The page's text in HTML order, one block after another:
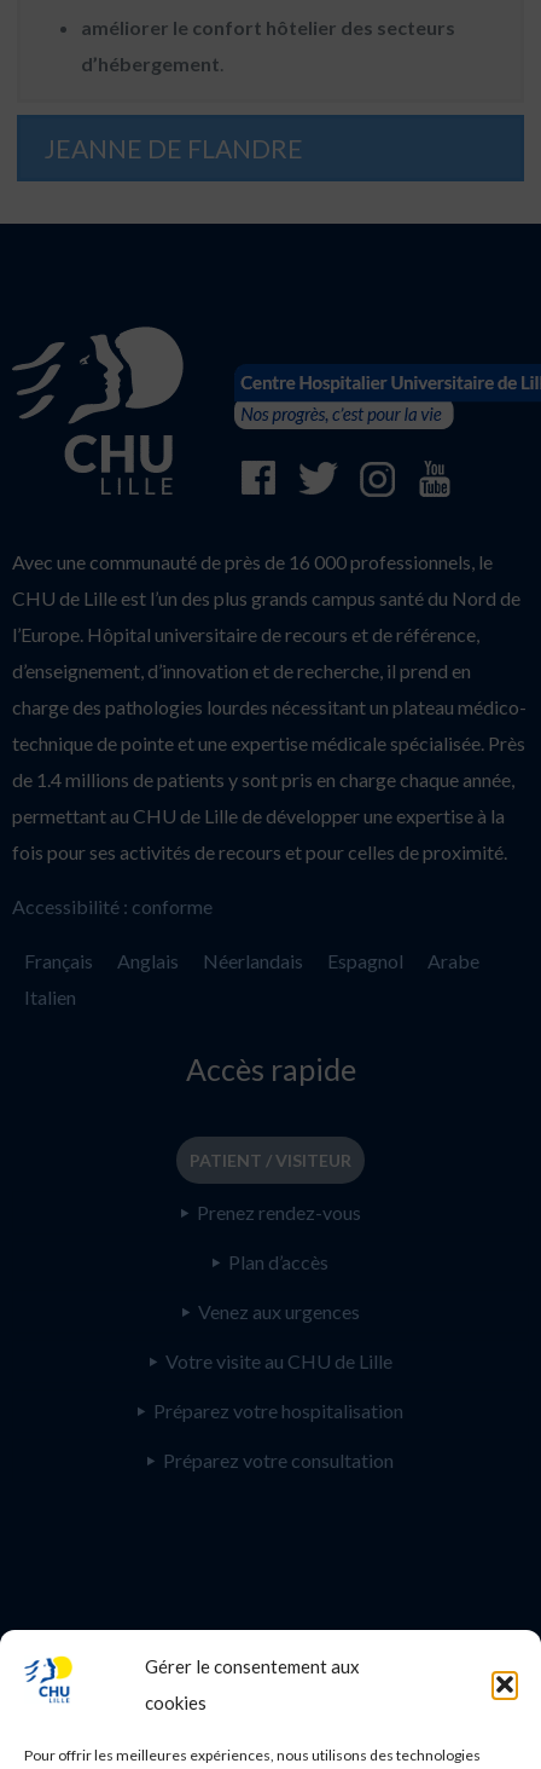
Gérer le consentement aux
cookies
Pour offrir les meilleures expériences, nous utilisons des technologies
améliorer le confort hôtelier des secteurs
d’hébergement
JEANNE DE FLANDRE
Avec une communauté de près de 16 000 professionnels, le
CHU de Lille est l’un des plus grands campus santé du Nord de
l’Europe. Hôpital universitaire de recours et de référence,
d’enseignement, d’innovation et de recherche, il prend en
charge des pathologies lourdes nécessitant un plateau médico-
technique de pointe et une expertise médicale spécialisée. Près
de 1.4 millions de patients y sont pris en charge chaque année,
permettant au CHU de Lille de développer une expertise à la
fois pour ses activités de recours et pour celles de proximité.
Accessibilité : conforme
Français Anglais Néerlandais Espagnol
Arabe
Italien
Accès rapide
PATIENT / VISITEUR
Prenez rendez-vous
Plan d’accès
Venez aux urgences
Votre visite au CHU de Lille
Préparez votre hospitalisation
Préparez votre consultation
PROFESSIONNEL DE SANTE